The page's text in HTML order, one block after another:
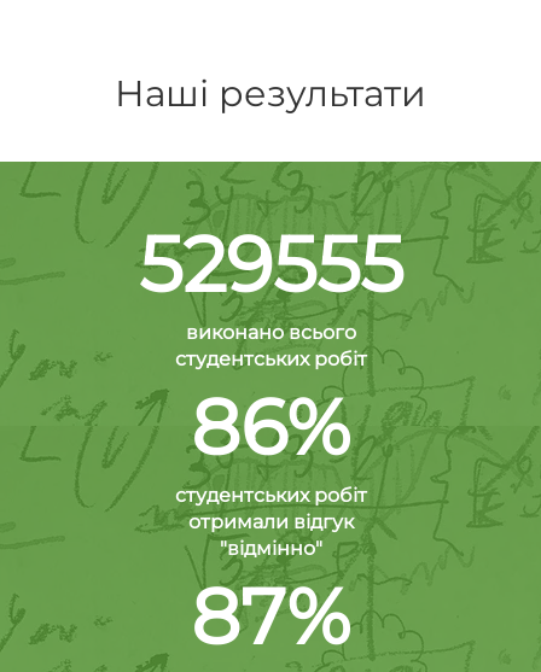
Наші результати
529555
виконано всього
студентських робіт
86%
студентських робіт
отримали відгук
"відмінно"
87%